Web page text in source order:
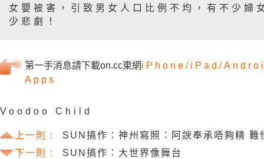
女嬰被害，引致男女人口比例不均，有不少婦
少悲劇！
第一手消息請下載on.cc東網iPhone/ iPad/
Apps
Voodoo Child
上一則 :
SUN搞作：神州寫照：阿諛奉承唔夠精 難
下一則 :
SUN搞作：大世界像舞台